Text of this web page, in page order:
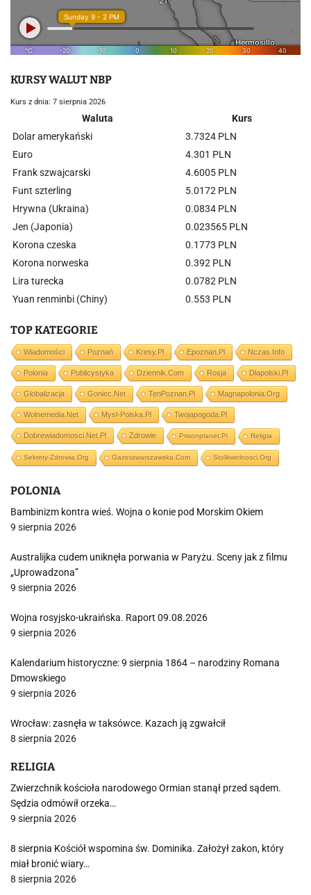
KURSY WALUT NBP
Kurs z dnia: 7 sierpnia 2026
Waluta
Kurs
Dolar amerykański
3.7324 PLN
Euro
4.301 PLN
Frank szwajcarski
4.6005 PLN
Funt szterling
5.0172 PLN
Hrywna (Ukraina)
0.0834 PLN
Jen (Japonia)
0.023565 PLN
Korona czeska
0.1773 PLN
Korona norweska
0.392 PLN
Lira turecka
0.0782 PLN
Yuan renminbi (Chiny)
0.553 PLN
TOP KATEGORIE
Wiadomości Poznań Kresy.pl Epoznan.pl Nczas.info
Polonia Publicystyka Dziennik.com Rosja Dlapolski.pl
Globalizacja Goniec.net TenPoznan.pl Magnapolonia.org
Wolnemedia.net Mysl-Polska.pl Twojapogoda.pl
Dobrewiadomosci.net.pl Zdrowie Prisonplanet.pl Religia
Sekrety-Zdrowia.org Gazetawarszawska.com Stolikwolnosci.org
POLONIA
Bambinizm kontra wieś. Wojna o konie pod Morskim Okiem
9 sierpnia 2026
Australijka cudem uniknęła porwania w Paryżu. Sceny jak z filmu
„Uprowadzona”
9 sierpnia 2026
Wojna rosyjsko-ukraińska. Raport 09.08.2026
9 sierpnia 2026
Kalendarium historyczne: 9 sierpnia 1864 – narodziny Romana
Dmowskiego
9 sierpnia 2026
Wrocław: zasnęła w taksówce. Kazach ją zgwałcił
8 sierpnia 2026
RELIGIA
Zwierzchnik kościoła narodowego Ormian stanął przed sądem.
Sędzia odmówił orzeka…
9 sierpnia 2026
8 sierpnia Kościół wspomina św. Dominika. Założył zakon, który
miał bronić wiary…
8 sierpnia 2026